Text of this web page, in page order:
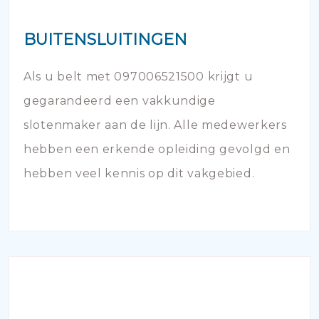
BUITENSLUITINGEN
Als u belt met 097006521500 krijgt u
gegarandeerd een vakkundige
slotenmaker aan de lijn. Alle medewerkers
hebben een erkende opleiding gevolgd en
hebben veel kennis op dit vakgebied.